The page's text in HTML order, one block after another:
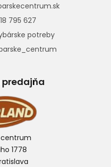
795 627
potreby
predajňa
centrum
1778